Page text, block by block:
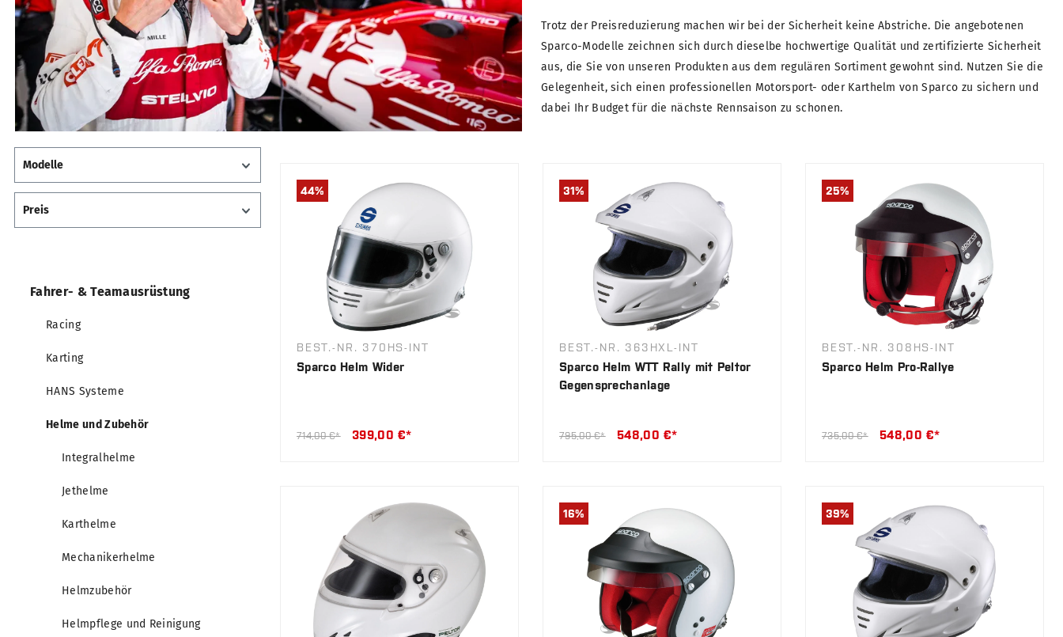
Trotz der Preisreduzierung machen wir bei der Sicherheit keine Abstriche. Die angebotenen
Sparco-Modelle zeichnen sich durch dieselbe hochwertige Qualität und zertifizierte Sicherheit
aus, die Sie von unseren Produkten aus dem regulären Sortiment gewohnt sind. Nutzen Sie die
Gelegenheit, sich einen professionellen Motorsport- oder Karthelm von Sparco zu sichern und
dabei Ihr Budget für die nächste Rennsaison zu schonen.
Fahrer- & Teamausrüstung
Racing
Karting
HANS Systeme
Helme und Zubehör
Integralhelme
Jethelme
Karthelme
Mechanikerhelme
Helmzubehör
Helmpflege und Reinigung
Modelle
Preis
44%
BEST.-NR. 370HS-INT
Sparco Helm Wider
714,00 €* 399,00 €*
31%
BEST.-NR. 363HXL-INT
Sparco Helm WTT Rally mit Peltor
Gegensprechanlage
795,00 €* 548,00 €*
25%
BEST.-NR. 308HS-INT
Sparco Helm Pro-Rallye
735,00 €* 548,00 €*
16% 39%